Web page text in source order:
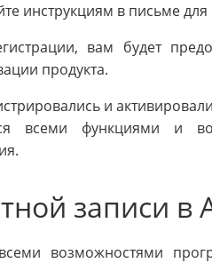
инструкциям в письме
вам будет
продукта.
и
всеми функциями и
записи в
возможностями